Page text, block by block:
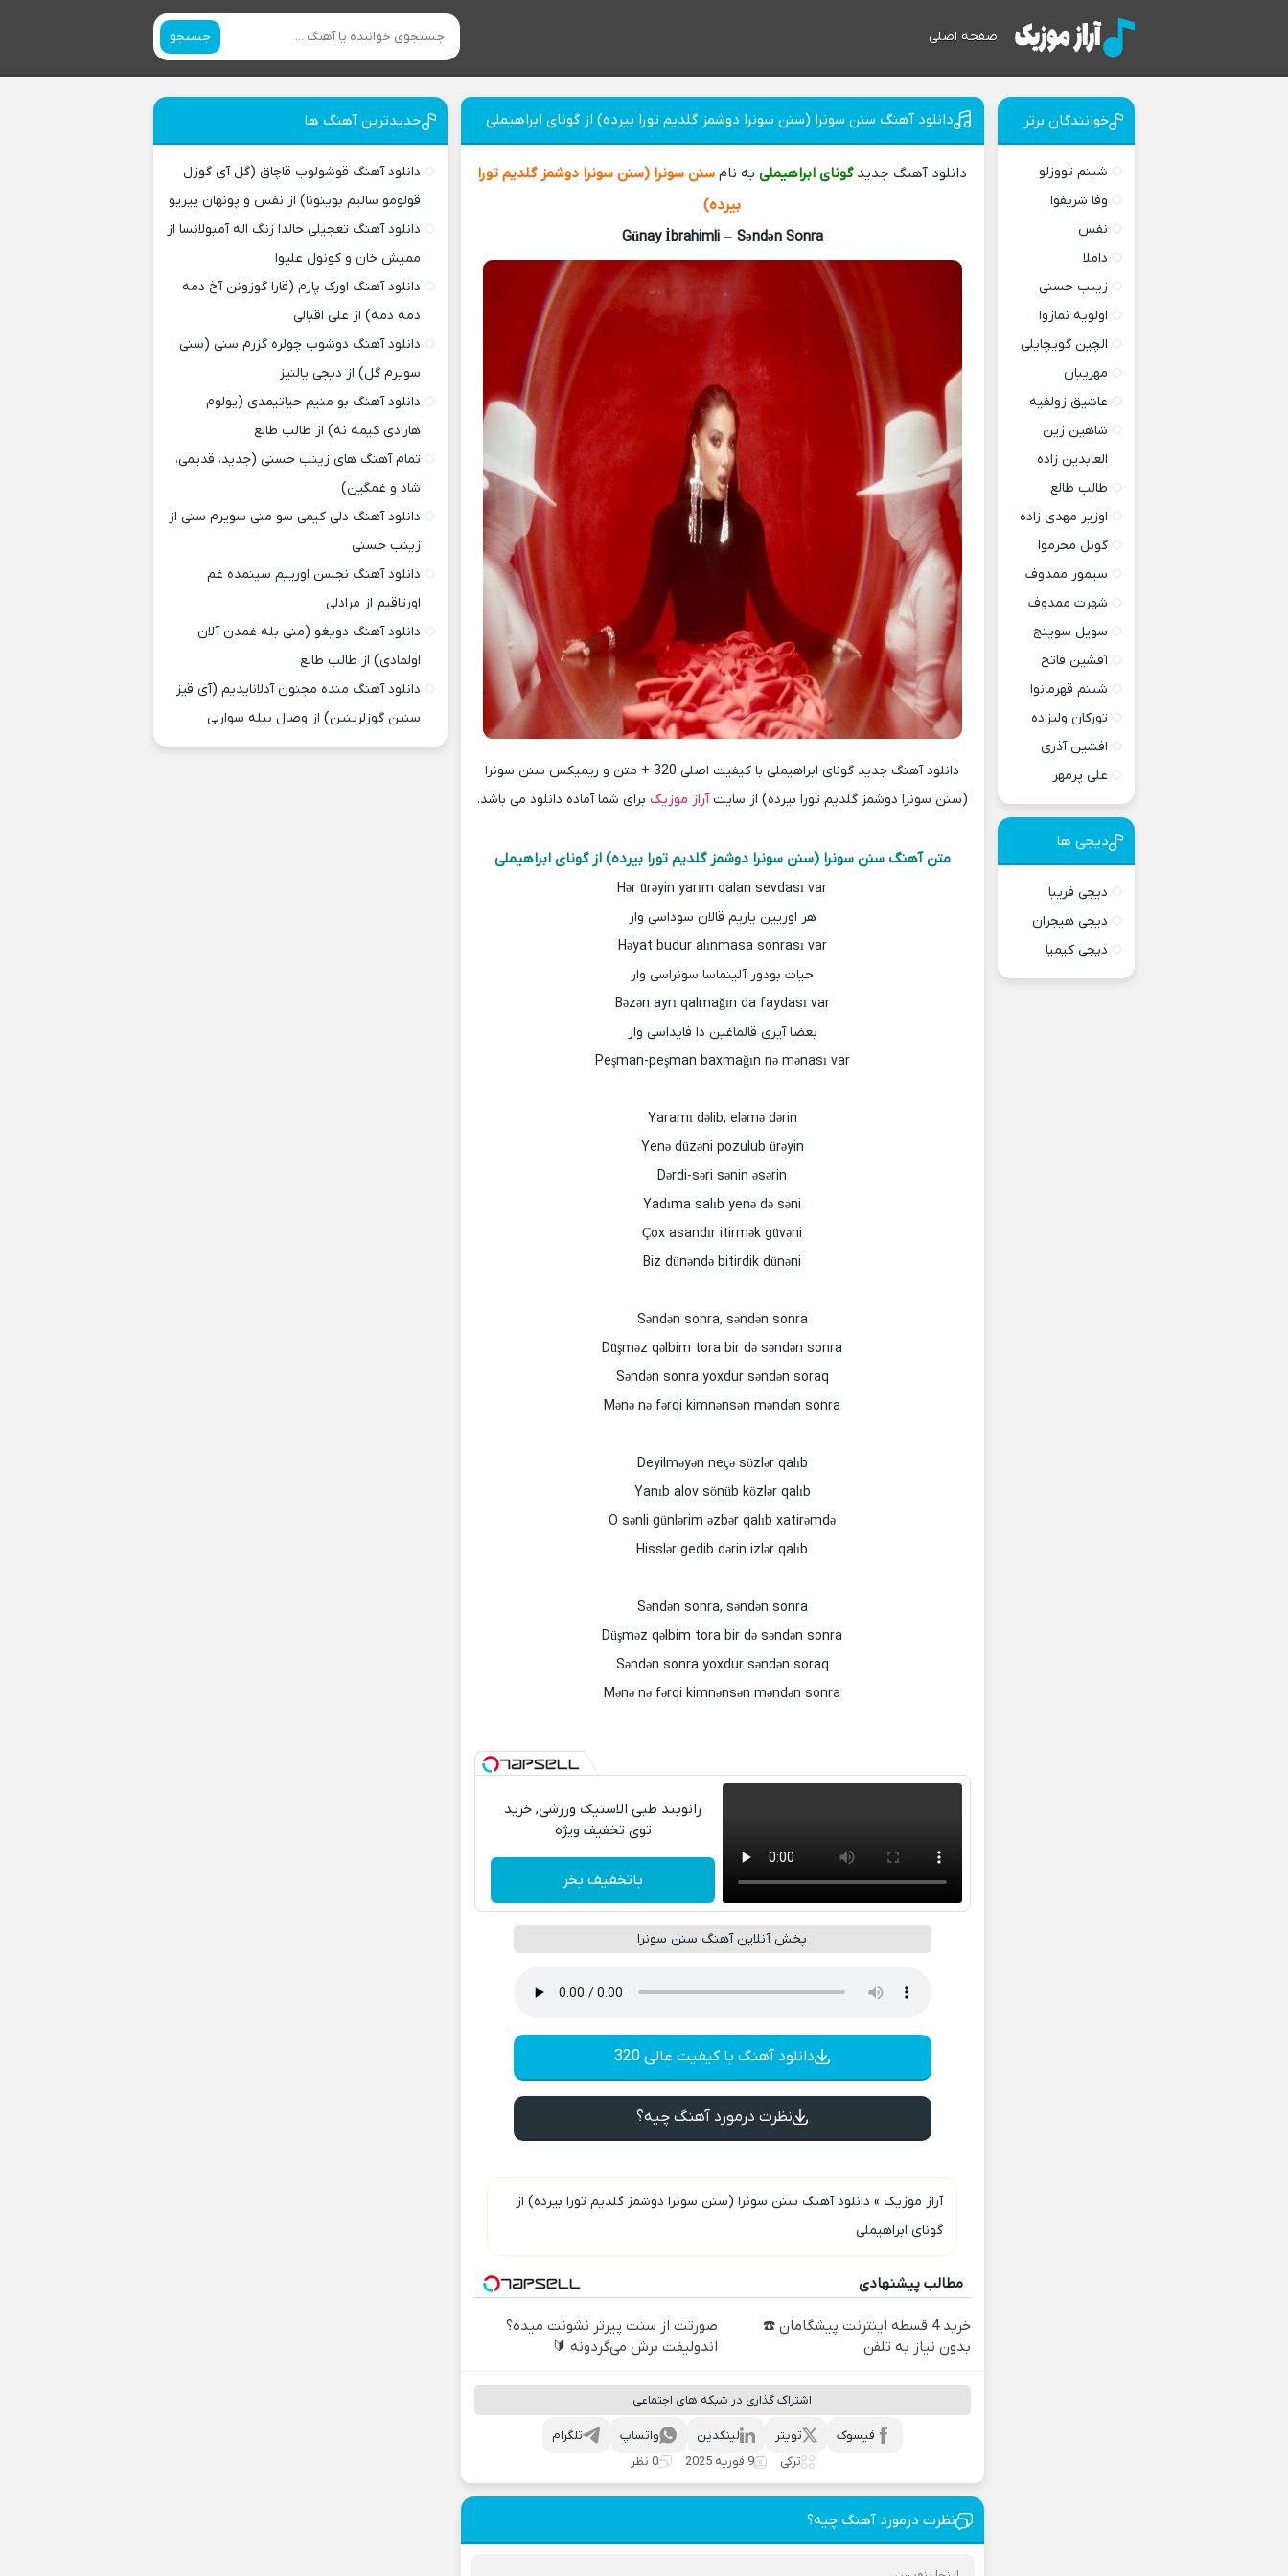
صفحه اصلی جستجو
دانلود آهنگ سنن سونرا (سنن سونرا دوشمز گلدیم تورا بیرده) از گونای ابراهیملی
دانلود آهنگ جدیدگونای ابراهیملیبه نام سنن سونرا (سنن سونرا دوشمز گلدیم تورا
بیرده)
Günay İbrahimli – Səndən Sonra
دانلود آهنگ جدید گونای ابراهیملی با کیفیت اصلی 320 + متن و ریمیکس سنن سونرا
(سنن سونرا دوشمز گلدیم تورا بیرده) از سایتآراز موزیک برای شما آماده دانلود می باشد.
متن آهنگ سنن سونرا (سنن سونرا دوشمز گلدیم تورا بیرده) از گونای ابراهیملی
Hər ürəyin yarım qalan sevdası var
هر اوریین یاریم قالان سوداسی وار
Həyat budur alınmasa sonrası var
حیات بودور آلینماسا سونراسی وار
Bəzən ayrı qalmağın da faydası var
بعضا آیری قالماغین دا فایداسی وار
Peşman-peşman baxmağın nə mənası var
Yaramı dəlib, eləmə dərin
Yenə düzəni pozulub ürəyin
Dərdi-səri sənin əsərin
Yadıma salıb yenə də səni
Çox asandır itirmək güvəni
Biz dünəndə bitirdik dünəni
Səndən sonra, səndən sonra
Düşməz qəlbim tora bir də səndən sonra
Səndən sonra yoxdur səndən soraq
Mənə nə fərqi kimnənsən məndən sonra
Deyilməyən neçə sözlər qalıb
Yanıb alov sönüb közlər qalıb
O sənli günlərim əzbər qalıb xatirəmdə
Hisslər gedib dərin izlər qalıb
Səndən sonra, səndən sonra
Düşməz qəlbim tora bir də səndən sonra
Səndən sonra yoxdur səndən soraq
Mənə nə fərqi kimnənsən məndən sonra
زانوبند طبی الاستیک ورزشی, خرید
توی تخفیف ویژه
باتخفیف بخر
پخش آنلاین آهنگ سنن سونرا
دانلود آهنگ با کیفیت عالی 320
نظرت درمورد آهنگ چیه؟
آراز موزیک » دانلود آهنگ سنن سونرا (سنن سونرا دوشمز گلدیم تورا بیرده) از
گونای ابراهیملی
مطالب پیشنهادی
خرید 4 قسطه اینترنت پیشگامان ☎️
بدون نیاز به تلفن
صورتت از سنت پیرتر نشونت میده؟
اندولیفت برش می‌گردونه 🔰
اشتراک گذاری در شبکه های اجتماعی
تلگرام واتساپ لینکدین تویتر
فیسوک
ترکی
9 فوریه 2025 0 نظر
نظرت درمورد آهنگ چیه؟
خوانندگان برتر
شبنم تووزلو
وفا شریفوا
نفس
داملا
زینب حسنی
اولویه نمازوا
الچین گویچایلی
مهریبان
عاشیق زولفیه
شاهین زین
العابدین زاده
طالب طالع
اوزیر مهدی زاده
گونل محرموا
سیمور ممدوف
شهرت ممدوف
سویل سوینج
آقشین فاتح
شبنم قهرمانوا
تورکان ولیزاده
افشین آذری
علی پرمهر
دیجی ها
دیجی فریبا
دیجی هیجران
دیجی کیمیا
جدیدترین آهنگ ها
دانلود آهنگ قوشولوب قاچاق (گل آی گوزل
قولومو سالیم بوینونا) از نفس و پونهان پیریو
دانلود آهنگ تعجیلی حالدا زنگ اله آمبولانسا از
ممیش خان و کونول علیوا
دانلود آهنگ اورک پارم (قارا گوزونن آخ دمه
دمه دمه) از علی اقبالی
دانلود آهنگ دوشوب چولره گزرم سنی (سنی
سویرم گل) از دیجی یالنیز
دانلود آهنگ بو منیم حیاتیمدی (یولوم
هارادی کیمه نه) از طالب طالع
تمام آهنگ های زینب حسنی (جدید، قدیمی،
شاد و غمگین)
دانلود آهنگ دلی کیمی سو منی سویرم سنی از
زینب حسنی
دانلود آهنگ نجسن اورییم سینمده غم
اورتاقیم از مرادلی
دانلود آهنگ دویغو (منی بله غمدن آلان
اولمادی) از طالب طالع
دانلود آهنگ منده مجنون آدلانایدیم (آی قیز
سنین گوزلرینین) از وصال بیله سوارلی